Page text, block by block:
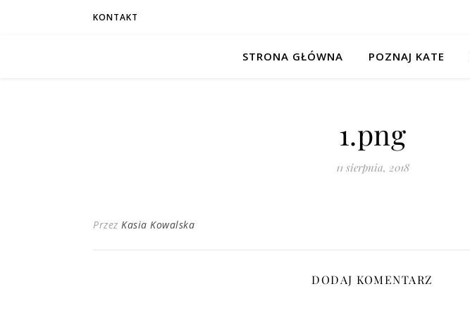
KONTAKT
STRONA GŁÓWNA POZNAJ KATE
1.png
11 sierpnia, 2018
Przez Kasia Kowalska
DODAJ KOMENTARZ